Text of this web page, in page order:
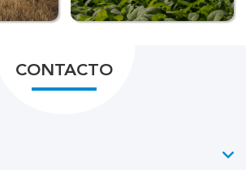
CONTACTO